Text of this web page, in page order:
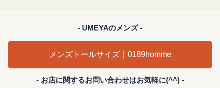
- UMEYAのメンズ -
メンズトールサイズ｜0189homme
- お店に関するお問い合わせはお気軽に(^^) -